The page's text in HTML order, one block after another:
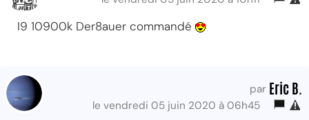
I9 10900k Der8auer commandé
par Eric B.
le vendredi 05 juin 2020 à 06h45